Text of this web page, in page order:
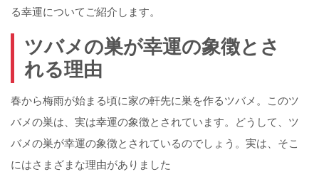
る幸運についてご紹介します。
ツバメの巣が幸運の象徴とさ
れる理由
春から梅雨が始まる頃に家の軒先に巣を作るツバメ。このツ
バメの巣は、実は幸運の象徴とされています。どうして、ツ
バメの巣が幸運の象徴とされているのでしょう。実は、そこ
にはさまざまな理由がありました